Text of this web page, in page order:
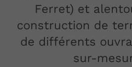
Ferret) et
construction de
de différents
sur-